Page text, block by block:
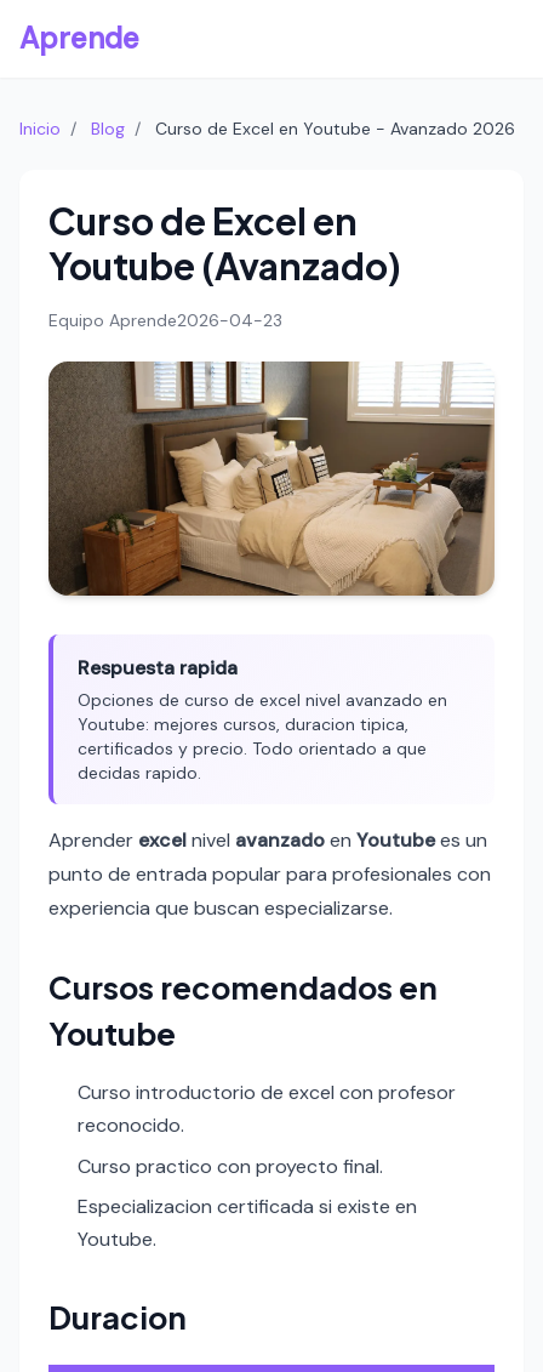
Aprende
Inicio / Blog / Curso de Excel en Youtube - Avanzado 2026
Curso de Excel en
Youtube (Avanzado)
Equipo Aprende2026-04-23
Respuesta rapida
Opciones de curso de excel nivel avanzado en
Youtube: mejores cursos, duracion tipica,
certificados y precio. Todo orientado a que
decidas rapido.
Aprender excelnivel avanzadoen Youtubees un
punto de entrada popular para profesionales con
experiencia que buscan especializarse.
Cursos recomendados en
Youtube
Curso introductorio de excel con profesor
reconocido.
Curso practico con proyecto final.
Especializacion certificada si existe en
Youtube.
Duracion